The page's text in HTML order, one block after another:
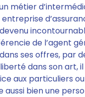
métier
de l’agent
ses offres, par
dans son art,
aux particuliers
bien une